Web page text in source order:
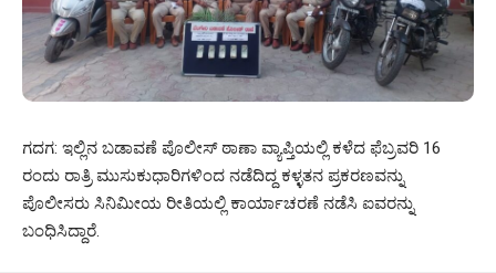
ಗದಗ: ಇಲ್ಲಿನ ಬಡಾವಣೆ ಪೊಲೀಸ್ ಠಾಣಾ ವ್ಯಾಪ್ತಿಯಲ್ಲಿ ಕಳೆದ ಫೆಬ್ರವರಿ 16
ರಂದು ರಾತ್ರಿ ಮುಸುಕುಧಾರಿಗಳಿಂದ ನಡೆದಿದ್ದ ಕಳ್ಳತನ ಪ್ರಕರಣವನ್ನು
ಪೊಲೀಸರು ಸಿನಿಮೀಯ ರೀತಿಯಲ್ಲಿ ಕಾರ್ಯಾಚರಣೆ ನಡೆಸಿ ಐವರನ್ನು
ಬಂಧಿಸಿದ್ದಾರೆ.